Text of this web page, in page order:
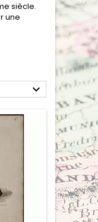
siècle.
une
